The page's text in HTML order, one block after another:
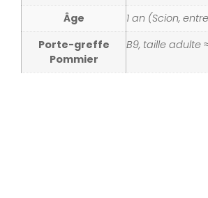
Âge
1 an (Scion,
Porte-greffe
Pommier
B9, taille adulte